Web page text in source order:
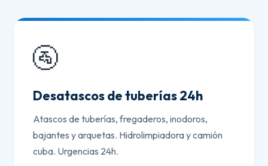
🚰
Desatascos de tuberías 24h
Atascos de tuberías, fregaderos, inodoros,
bajantes y arquetas. Hidrolimpiadora y camión
cuba. Urgencias 24h.